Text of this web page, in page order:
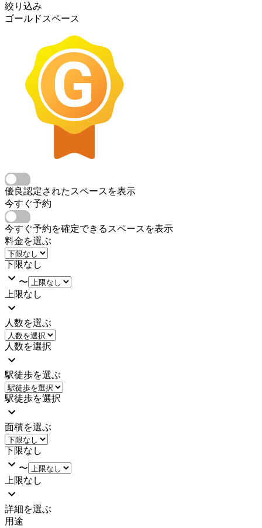
絞り込み
ゴールドスペース
優良認定されたスペースを表示
今すぐ予約
今すぐ予約を確定できるスペースを表示
料金を選ぶ
下限なし
〜
上限なし
人数を選ぶ
人数を選択
駅徒歩を選ぶ
駅徒歩を選択
面積を選ぶ
下限なし
〜
上限なし
詳細を選ぶ
用途